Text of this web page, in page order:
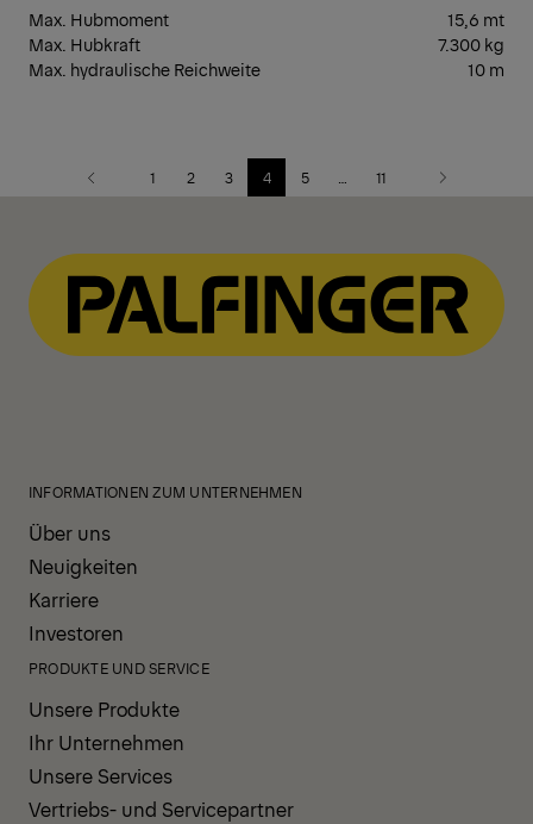
Max. Hubmoment
15,6 mt
Max. Hubkraft
7.300 kg
Max. hydraulische Reichweite
10 m
Previous 1 2 3 4 5 11 Next
INFORMATIONEN ZUM UNTERNEHMEN
Über uns
Neuigkeiten
Karriere
Investoren
PRODUKTE UND SERVICE
Unsere Produkte
Ihr Unternehmen
Unsere Services
Vertriebs- und Servicepartner